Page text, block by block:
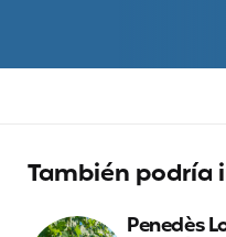
También podría
Penedès